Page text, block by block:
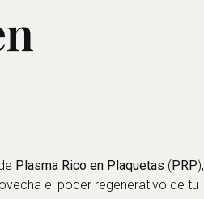
Plasma Rico en Plaquetas (PRP),
el poder regenerativo de tu